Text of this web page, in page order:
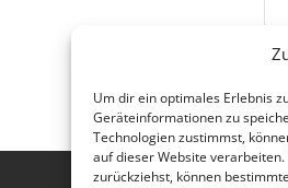
Um dir ein optimales Erlebnis
Geräteinformationen zu
Technologien zustimmst,
auf dieser Website
zurückziehst, können